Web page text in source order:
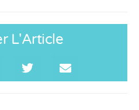
L'Article